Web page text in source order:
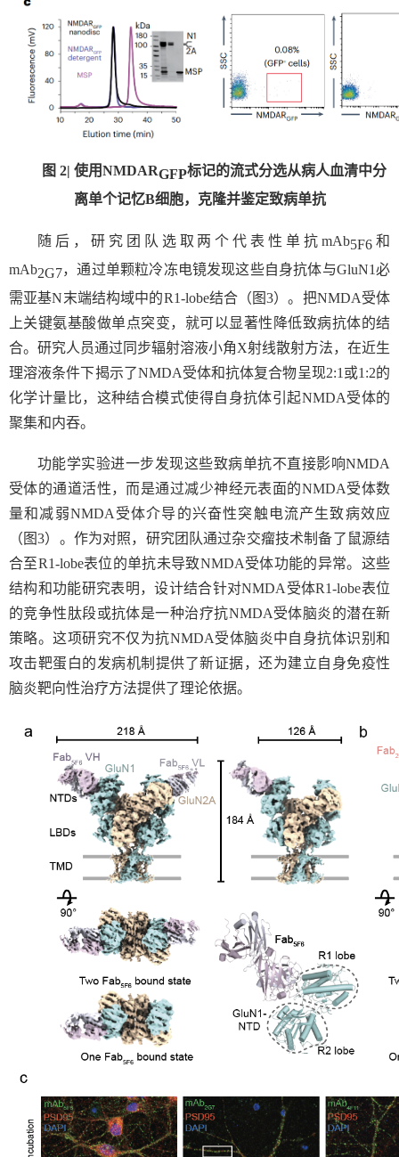
图 2| 使用NMDARGFP标记的流式分选从病人血清中分
离单个记忆B细胞，克隆并鉴定致病单抗
随后，研究团队选取两个代表性单抗mAb5F6 和
mAb2G7，通过单颗粒冷冻电镜发现这些自身抗体与GluN1必
需亚基N末端结构域中的R1-lobe结合（图3）。把NMDA受体
上关键氨基酸做单点突变，就可以显著性降低致病抗体的结
合。研究人员通过同步辐射溶液小角X射线散射方法，在近生
理溶液条件下揭示了NMDA受体和抗体复合物呈现2:1 或1:2的
化学计量比，这种结合模式使得自身抗体引起NMDA受体的
聚集和内吞。
功能学实验进一步发现这些致病单抗不直接影响NMDA
受体的通道活性，而是通过减少神经元表面的NMDA受体数
量和减弱NMDA 受体介导的兴奋性突触电流产生致病效应
（图3）。作为对照，研究团队通过杂交瘤技术制备了鼠源结
合至R1-lobe表位的单抗未导致NMDA受体功能的异常。这些
结构和功能研究表明，设计结合针对NMDA 受体R1-lobe表位
的竞争性肽段或抗体是一种治疗抗NMDA受体脑炎的潜在新
策略。这项研究不仅为抗NMDA受体脑炎中自身抗体识别和
攻击靶蛋白的发病机制提供了新证据，还为建立自身免疫性
脑炎靶向性治疗方法提供了理论依据。